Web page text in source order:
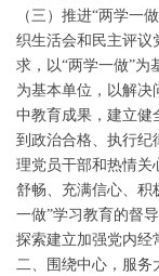
（三）推进“两学一
织生活会和民主评议
求，以“两学一做”为
为基本单位，以解决
中教育成果，建立健
到政治合格、执行纪
理党员干部和热情关
舒畅、充满信心、积
一做”学习教育的督
探索建立加强党内经
二、围绕中心，服务